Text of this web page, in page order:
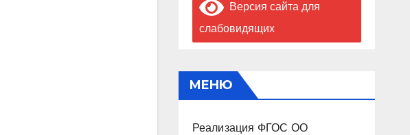
Версия сайта для
слабовидящих
МЕНЮ
Реализация ФГОС ОО